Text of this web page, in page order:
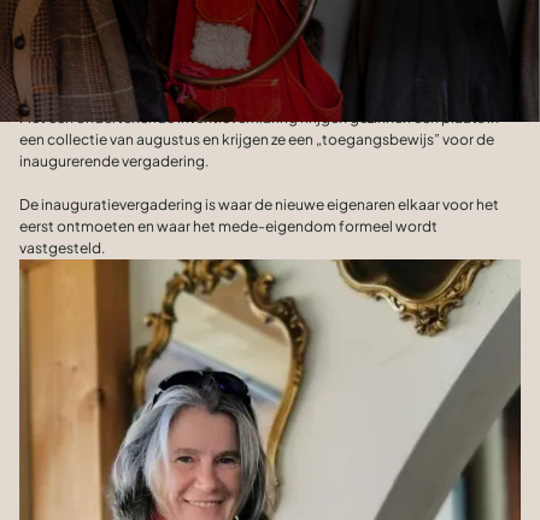
Zodra we denken dat ze geschikt zijn voor augustus, geven we gezinnen
de vertrouwelijke documenten over het huisbezit van augustus en de
intentieverklaring die ze kunnen bekijken en ondertekenen.
Met een ondertekende intentieverklaring krijgen gezinnen een plaats in
een collectie van augustus en krijgen ze een „toegangsbewijs” voor de
inaugurerende vergadering.
De inauguratievergadering is waar de nieuwe eigenaren elkaar voor het
eerst ontmoeten en waar het mede-eigendom formeel wordt
vastgesteld.